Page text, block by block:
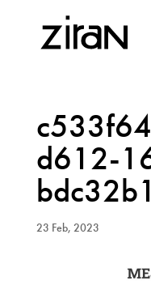
d612-
23 Feb, 2023